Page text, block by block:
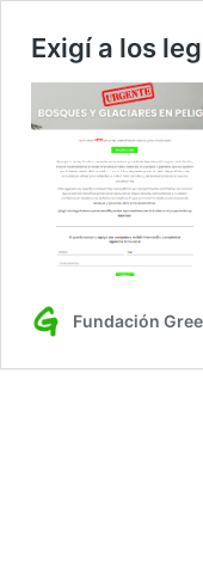
Exigí a los
Fundación